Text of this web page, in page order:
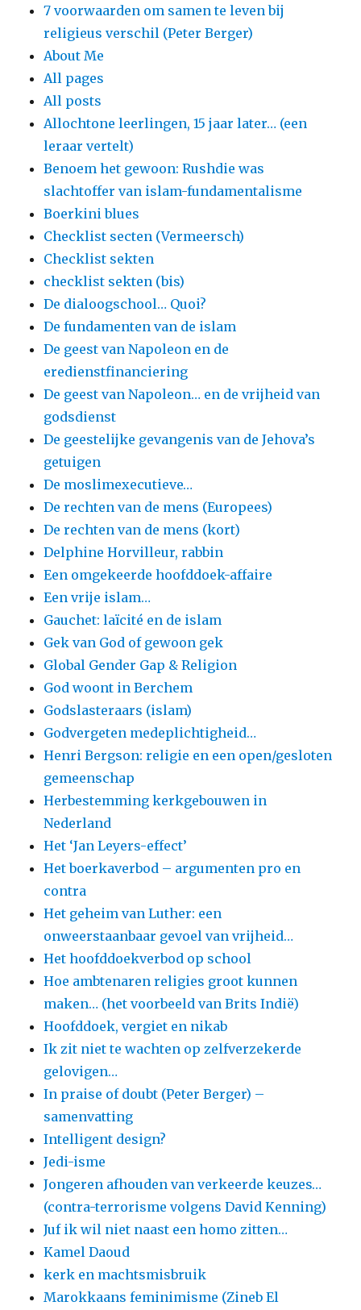
7 voorwaarden om samen te leven bij
religieus verschil (Peter Berger)
About Me
All pages
All posts
Allochtone leerlingen, 15 jaar later… (een
leraar vertelt)
Benoem het gewoon: Rushdie was
slachtoffer van islam-fundamentalisme
Boerkini blues
Checklist secten (Vermeersch)
Checklist sekten
checklist sekten (bis)
De dialoogschool… Quoi?
De fundamenten van de islam
De geest van Napoleon en de
eredienstfinanciering
De geest van Napoleon… en de vrijheid van
godsdienst
De geestelijke gevangenis van de Jehova’s
getuigen
De moslimexecutieve…
De rechten van de mens (Europees)
De rechten van de mens (kort)
Delphine Horvilleur, rabbin
Een omgekeerde hoofddoek-affaire
Een vrije islam…
Gauchet: laïcité en de islam
Gek van God of gewoon gek
Global Gender Gap & Religion
God woont in Berchem
Godslasteraars (islam)
Godvergeten medeplichtigheid…
Henri Bergson: religie en een open/gesloten
gemeenschap
Herbestemming kerkgebouwen in
Nederland
Het ‘Jan Leyers-effect’
Het boerkaverbod – argumenten pro en
contra
Het geheim van Luther: een
onweerstaanbaar gevoel van vrijheid…
Het hoofddoekverbod op school
Hoe ambtenaren religies groot kunnen
maken… (het voorbeeld van Brits Indië)
Hoofddoek, vergiet en nikab
Ik zit niet te wachten op zelfverzekerde
gelovigen…
In praise of doubt (Peter Berger) –
samenvatting
Intelligent design?
Jedi-isme
Jongeren afhouden van verkeerde keuzes…
(contra-terrorisme volgens David Kenning)
Juf ik wil niet naast een homo zitten…
Kamel Daoud
kerk en machtsmisbruik
Marokkaans feminimisme (Zineb El